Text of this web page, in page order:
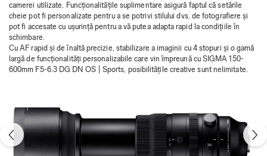
camerei utilizate. Funcționalitățile suplimentare asigură faptul că setările
cheie pot fi personalizate pentru a se potrivi stilului dvs. de fotografiere și
pot fi accesate cu ușurință pentru a vă putea adapta rapid la condițiile în
schimbare.
Cu AF rapid și de înaltă precizie, stabilizare a imaginii cu 4 stopuri și o gamă
largă de funcționalități personalizabile care vin împreună cu SIGMA 150-
600mm F5-6.3 DG DN OS | Sports, posibilitățile creative sunt nelimitate.